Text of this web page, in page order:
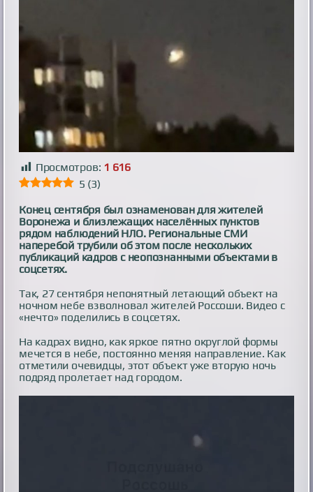
Просмотров: 1 616
5 (3)
Конец сентября был ознаменован для жителей
Воронежа и близлежащих населённых пунктов
рядом наблюдений НЛО. Региональные СМИ
наперебой трубили об этом после нескольких
публикаций кадров с неопознанными объектами в
соцсетях.
Так, 27 сентября непонятный летающий объект на
ночном небе взволновал жителей Россоши. Видео с
«нечто» поделились в соцсетях.
На кадрах видно, как яркое пятно округлой формы
мечется в небе, постоянно меняя направление. Как
отметили очевидцы, этот объект уже вторую ночь
подряд пролетает над городом.